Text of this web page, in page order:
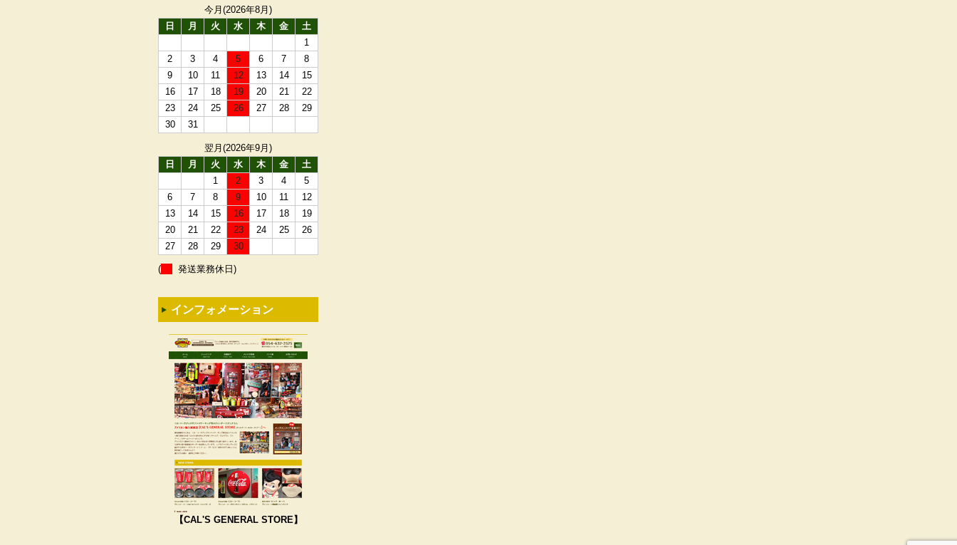
今月(2026年8月)
日
月 火 水 木 金
土
1
2
3 4 5 6 7
8
9
10 11 12 13 14
15
16
17 18 19 20 21
22
23
24 25 26 27 28
29
30
31
翌月(2026年9月)
日
月 火 水 木 金
土
1
2 3 4
5
6
7 8 9 10 11
12
13
14 15 16 17 18
19
20
21 22 23 24 25
26
27
28 29 30
( 発送業務休日)
インフォメーション
【CAL'S GENERAL STORE】